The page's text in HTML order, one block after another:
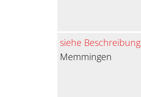
siehe Beschreibung
Memmingen